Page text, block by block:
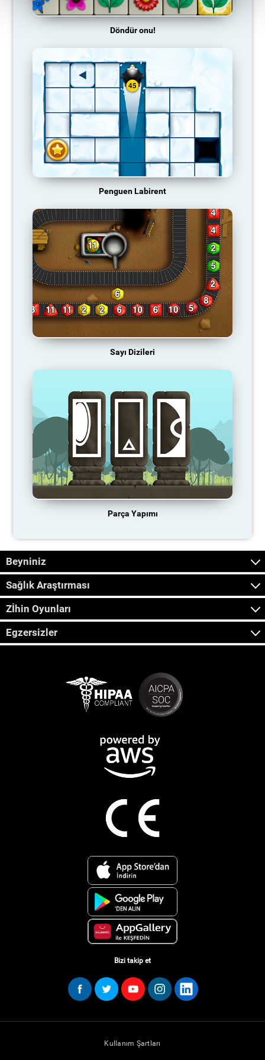
Döndür onu!
Penguen Labirent
Sayı Dizileri
Parça Yapımı
Beyniniz
Sağlık Araştırması
Zİhin Oyunları
Egzersizler
Bizi takip et
Kullanım Şartları